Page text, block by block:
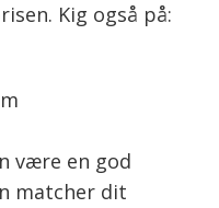
Kig også på:
være en god
matcher dit